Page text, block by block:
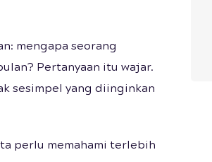
mengapa seorang
Pertanyaan itu wajar.
sesimpel yang diinginkan
perlu memahami terlebih